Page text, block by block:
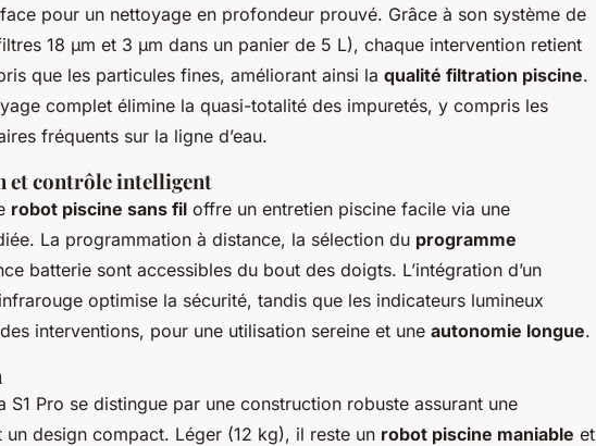
pour un nettoyage en profondeur prouvé. Grâce à son système de
18 µm et 3 µm dans un panier de 5 L), chaque intervention retient
que les particules fines, améliorant ainsi la qualité filtration piscine.
complet élimine la quasi-totalité des impuretés, y compris les
fréquents sur la ligne d’eau.
et contrôle intelligent
robot piscine sans fil offre un entretien piscine facile via une
La programmation à distance, la sélection du programme
batterie sont accessibles du bout des doigts. L’intégration d’un
optimise la sécurité, tandis que les indicateurs lumineux
interventions, pour une utilisation sereine et une autonomie longue.
S1 Pro se distingue par une construction robuste assurant une
design compact. Léger (12 kg), il reste un robot piscine maniable et